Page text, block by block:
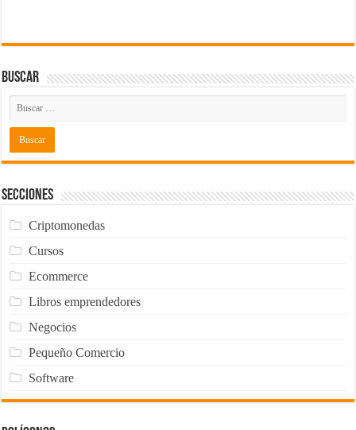
Buscar
Secciones
Criptomonedas
Cursos
Ecommerce
Libros emprendedores
Negocios
Pequeño Comercio
Software